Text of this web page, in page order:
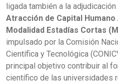
ligada también a la
Atracción de Capital
Modalidad Estadías Cortas
impulsado por la Comisión
Científica y Tecnológica
principal objetivo contribuir al
científico de las universidades